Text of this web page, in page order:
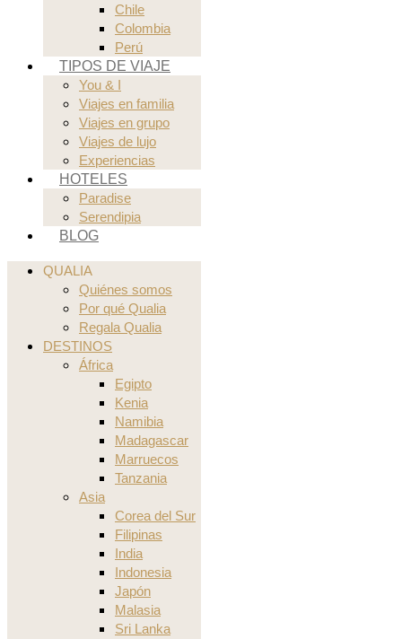
Chile
Colombia
Perú
TIPOS DE VIAJE
You & I
Viajes en familia
Viajes en grupo
Viajes de lujo
Experiencias
HOTELES
Paradise
Serendipia
BLOG
QUALIA
Quiénes somos
Por qué Qualia
Regala Qualia
DESTINOS
África
Egipto
Kenia
Namibia
Madagascar
Marruecos
Tanzania
Asia
Corea del Sur
Filipinas
India
Indonesia
Japón
Malasia
Sri Lanka